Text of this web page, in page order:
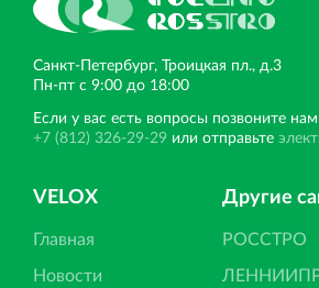
Санкт‐Петербург, Троицкая пл., д.3
Пн‐пт с 9:00 до 18:00
Если у вас есть вопросы позвоните
+7 (812) 326-29-29 или отправьте
VELOX
Главная
Новости
Другие
РОССТРО